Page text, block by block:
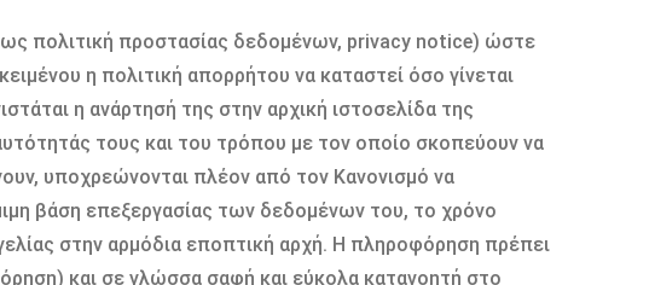
πολιτική προστασίας δεδομένων, privacy notice) ώστε
η πολιτική απορρήτου να καταστεί όσο γίνεται
η ανάρτησή της στην αρχική ιστοσελίδα της
τους και του τρόπου με τον οποίο σκοπεύουν να
υποχρεώνονται πλέον από τον Κανονισμό να
βάση επεξεργασίας των δεδομένων του, το χρόνο
στην αρμόδια εποπτική αρχή. Η πληροφόρηση πρέπει
και σε γλώσσα σαφή και εύκολα κατανοητή στο